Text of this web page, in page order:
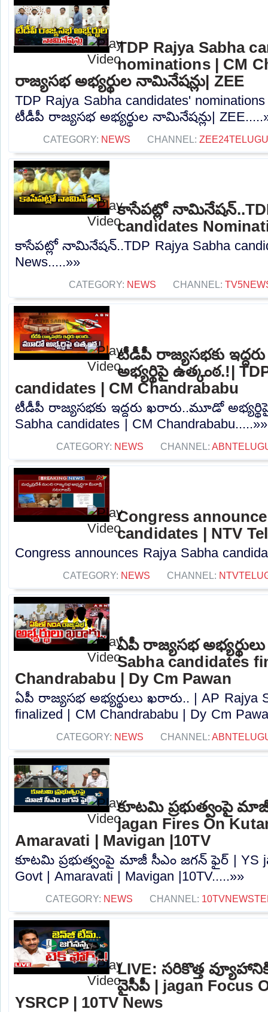
TDP Rajya Sabha
nominations | CM
రాజ్యసభ అభ్యర్థుల నామినేషన్లు| ZEE
TDP Rajya Sabha candidates'
టీడీపీ రాజ్యసభ అభ్యర్థుల నామినేషన్లు|
CATEGORY: NEWS CHANNEL:
కాసేపట్లో
candidates
కాసేపట్లో నామినేషన్..TDP Rajya Sabha
News.....»»
CATEGORY: NEWS CHANNEL:
టీడీపీ రాజ్యసభకు
అభ్యర్థిపై ఉత్కంఠ.!|
candidates | CM Chandrababu
టీడీపీ రాజ్యసభకు ఇద్దరు ఖరారు..మూడో
Sabha candidates | CM Chandrababu.....»»
CATEGORY: NEWS CHANNEL:
Congress
candidates | NTV
Congress announces Rajya Sabha
CATEGORY: NEWS CHANNEL:
ఏపీ రాజ్యసభ
Sabha candidates
Chandrababu | Dy Cm Pawan
ఏపీ రాజ్యసభ అభ్యర్థులు ఖరారు.. | AP Rajya
finalized | CM Chandrababu | Dy Cm
CATEGORY: NEWS CHANNEL:
కూటమి ప్రభుత్వంపై
jagan Fires On
Amaravati | Mavigan |10TV
కూటమి ప్రభుత్వంపై మాజీ సీఎం జగన్ ఫైర్ | YS
Govt | Amaravati | Mavigan |10TV.....»»
CATEGORY: NEWS CHANNEL:
LIVE: సరికొత్త
వైసీపీ | jagan Focus
YSRCP | 10TV News